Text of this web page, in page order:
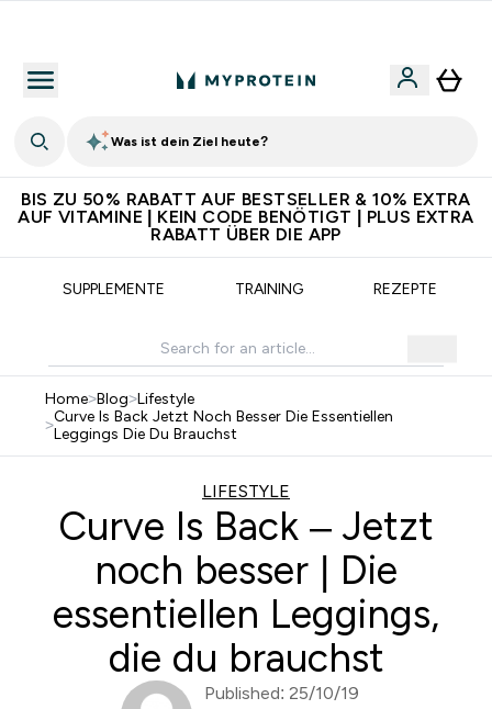
Was ist dein Ziel heute?
BIS ZU 50% RABATT AUF BESTSELLER & 10% EXTRA
AUF VITAMINE | KEIN CODE BENÖTIGT | PLUS EXTRA
RABATT ÜBER DIE APP
SUPPLEMENTE TRAINING REZEPTE
Home>Blog>Lifestyle
>Curve Is Back Jetzt Noch Besser Die Essentiellen
Leggings Die Du Brauchst
LIFESTYLE
Curve Is Back – Jetzt
noch besser | Die
essentiellen Leggings,
die du brauchst
Published: 25/10/19